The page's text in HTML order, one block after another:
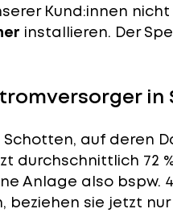
Kund:innen
installieren. Der
in
auf deren
durchschnittlich 72
Anlage also bspw.
sie jetzt nur